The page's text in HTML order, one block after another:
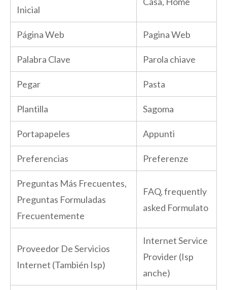
Inicial
Página Web Pagina Web
Palabra Clave Parola chiave
Pegar Pasta
Plantilla Sagoma
Portapapeles Appunti
Preferencias Preferenze
Preguntas Más Frecuentes,
Preguntas Formuladas
Frecuentemente
FAQ, frequently
asked Formulato
Proveedor De Servicios
Internet (También Isp)
Internet Service
Provider (Isp
anche)